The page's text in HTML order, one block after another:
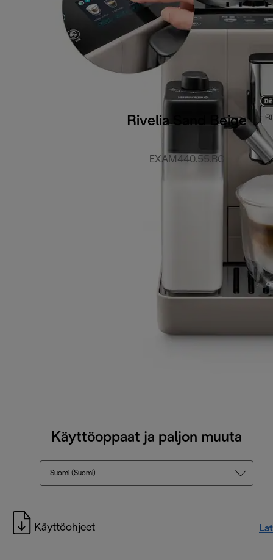
Rivelia Sand Beige
EXAM440.55.BG
Käyttöoppaat ja paljon muuta
Suomi (Suomi)
Käyttöohjeet